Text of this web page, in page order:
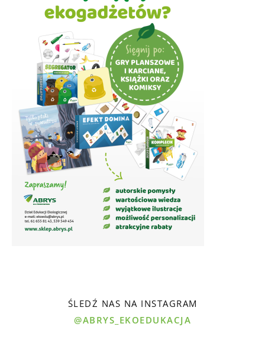
ŚLEDŹ NAS NA INSTAGRAM
@ABRYS_EKOEDUKACJA